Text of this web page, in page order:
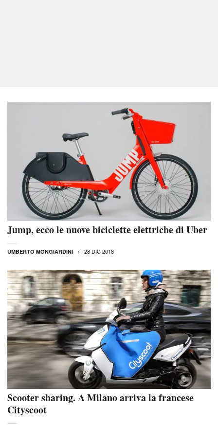
Jump, ecco le nuove biciclette elettriche di Uber
UMBERTO MONGIARDINI 28 DIC 2018
Scooter sharing. A Milano arriva la francese
Cityscoot